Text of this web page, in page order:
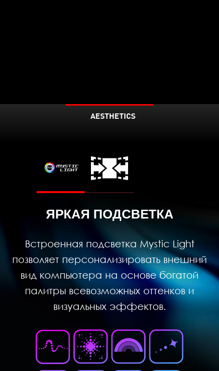
AESTHETICS
ЯРКАЯ ПОДСВЕТКА
Встроенная подсветка Mystic Light
позволяет персонализировать внешний
вид компьютера на основе богатой
палитры всевозможных оттенков и
визуальных эффектов.